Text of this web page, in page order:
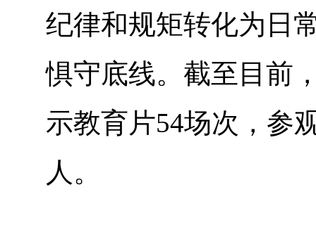
纪律和规矩转化为日
惧守底线。截至目前
示教育片54场次，参
人。